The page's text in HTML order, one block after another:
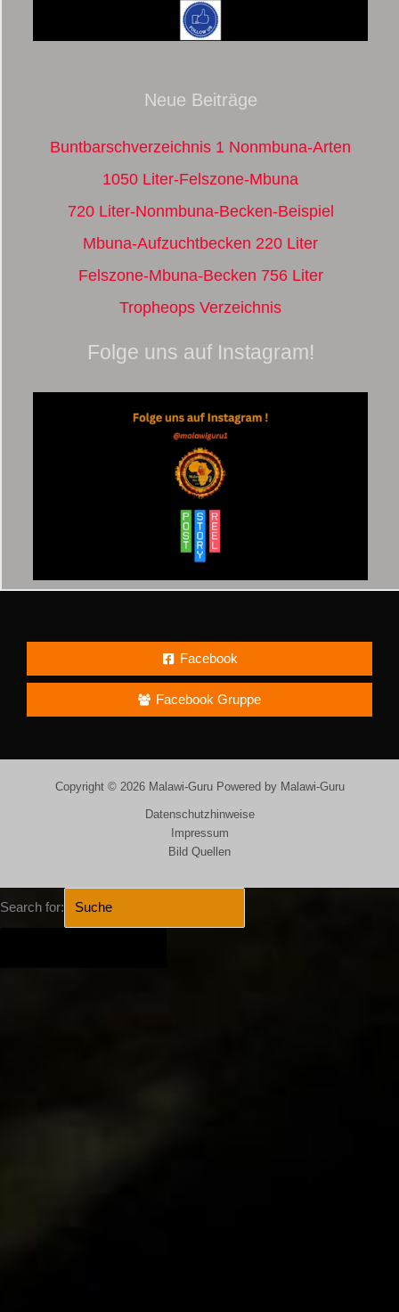
Neue Beiträge
Buntbarschverzeichnis 1 Nonmbuna-Arten
1050 Liter-Felszone-Mbuna
720 Liter-Nonmbuna-Becken-Beispiel
Mbuna-Aufzuchtbecken 220 Liter
Felszone-Mbuna-Becken 756 Liter
Tropheops Verzeichnis
Folge uns auf Instagram!
Facebook
Facebook Gruppe
Copyright © 2026 Malawi-Guru Powered by Malawi-Guru
Datenschutzhinweise
Impressum
Bild Quellen
Search for: